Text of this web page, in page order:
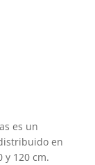
es un
en
y 120 cm.